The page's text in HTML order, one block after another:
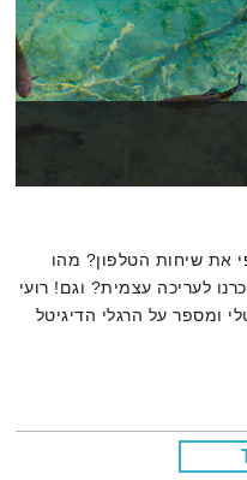
את שיחות הטלפון? מהו
לעריכה עצמית? וגם! רועי
ומספר על הרגלי הדיגיטל